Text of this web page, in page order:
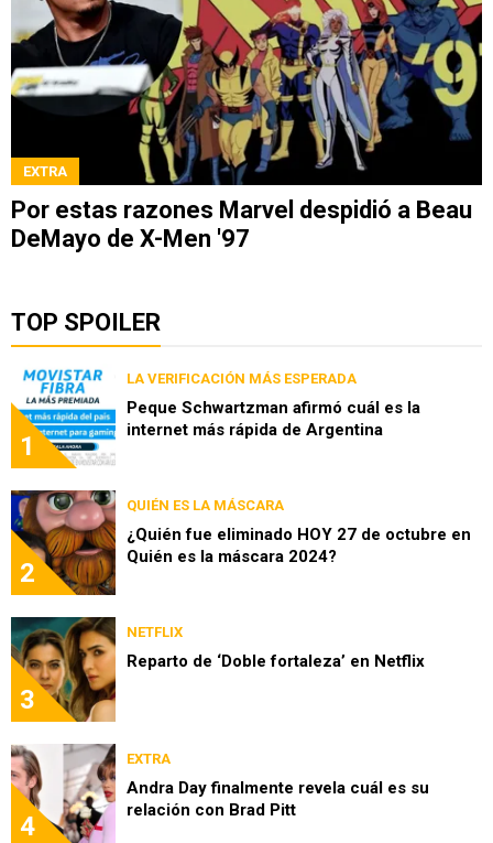
EXTRA
Por estas razones Marvel despidió a Beau
DeMayo de X-Men '97
TOP SPOILER
1
LA VERIFICACIÓN MÁS ESPERADA
Peque Schwartzman afirmó cuál es la
internet más rápida de Argentina
2
QUIÉN ES LA MÁSCARA
¿Quién fue eliminado HOY 27 de octubre en
Quién es la máscara 2024?
3
NETFLIX
Reparto de ‘Doble fortaleza’ en Netflix
4
EXTRA
Andra Day finalmente revela cuál es su
relación con Brad Pitt